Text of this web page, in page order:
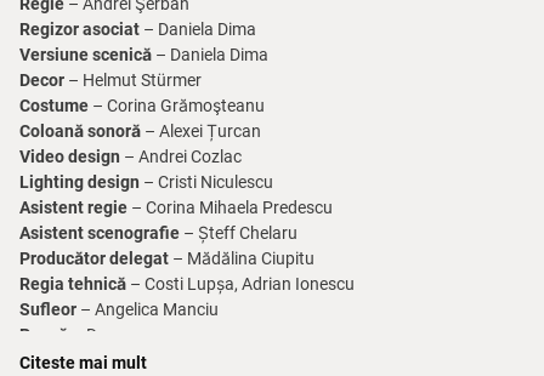
Regie – Andrei Şerban
Regizor asociat – Daniela Dima
Versiune scenică – Daniela Dima
Decor – Helmut Stürmer
Costume – Corina Grămoşteanu
Coloană sonoră – Alexei Țurcan
Video design – Andrei Cozlac
Lighting design – Cristi Niculescu
Asistent regie – Corina Mihaela Predescu
Asistent scenografie – Șteff Chelaru
Producător delegat – Mădălina Ciupitu
Regia tehnică – Costi Lupșa, Adrian Ionescu
Sufleor – Angelica Manciu
Pauză – Da
Citeste mai mult